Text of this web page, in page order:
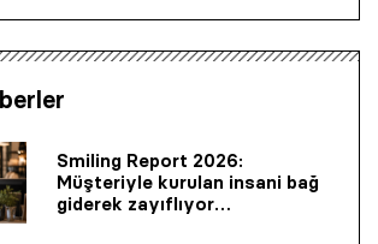
Smiling Report 2026:
Müşteriyle kurulan insani bağ
giderek zayıflıyor…